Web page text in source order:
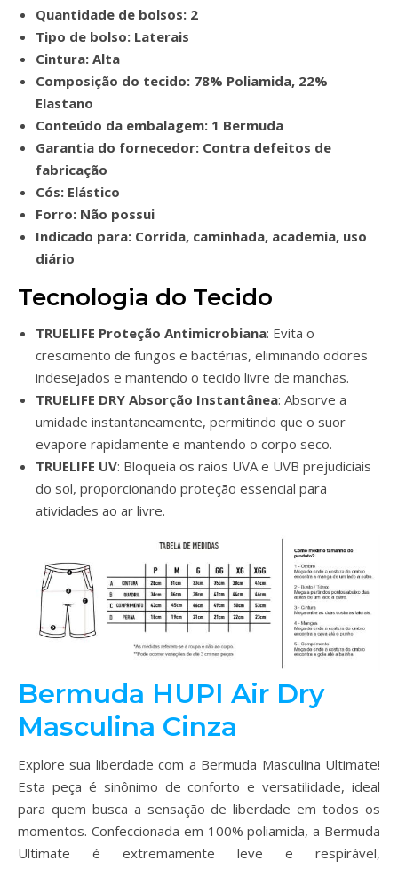
Quantidade de bolsos: 2
Tipo de bolso: Laterais
Cintura: Alta
Composição do tecido: 78% Poliamida, 22%
Elastano
Conteúdo da embalagem: 1 Bermuda
Garantia do fornecedor: Contra defeitos de
fabricação
Cós: Elástico
Forro: Não possui
Indicado para: Corrida, caminhada, academia, uso
diário
Tecnologia do Tecido
TRUELIFE Proteção Antimicrobiana: Evita o
crescimento de fungos e bactérias, eliminando odores
indesejados e mantendo o tecido livre de manchas.
TRUELIFE DRY Absorção Instantânea: Absorve a
umidade instantaneamente, permitindo que o suor
evapore rapidamente e mantendo o corpo seco.
TRUELIFE UV: Bloqueia os raios UVA e UVB prejudiciais
do sol, proporcionando proteção essencial para
atividades ao ar livre.
Bermuda HUPI Air Dry
Masculina Cinza
Explore sua liberdade com a Bermuda Masculina Ultimate!
Esta peça é sinônimo de conforto e versatilidade, ideal
para quem busca a sensação de liberdade em todos os
momentos. Confeccionada em 100% poliamida, a Bermuda
Ultimate é extremamente leve e respirável,